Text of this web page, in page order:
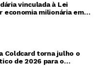
vinculada à Lei
economia milionária em
Coldcard torna julho o
de 2026 para o